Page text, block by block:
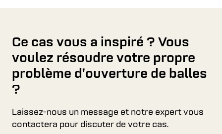
Ce cas vous a inspiré ? Vous
voulez résoudre votre propre
problème d’ouverture de balles
?
Laissez-nous un message et notre expert vous
contactera pour discuter de votre cas.